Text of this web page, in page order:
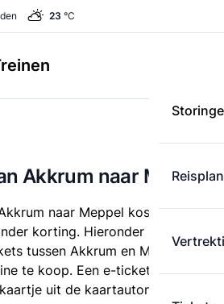
23 °C
Akkrum naar Meppel
naar Meppel kost € 12,00
korting. Hieronder staan alle
tussen Akkrum en Meppel.
te koop. Een e-ticket is altijd
uit de kaartautomaat.